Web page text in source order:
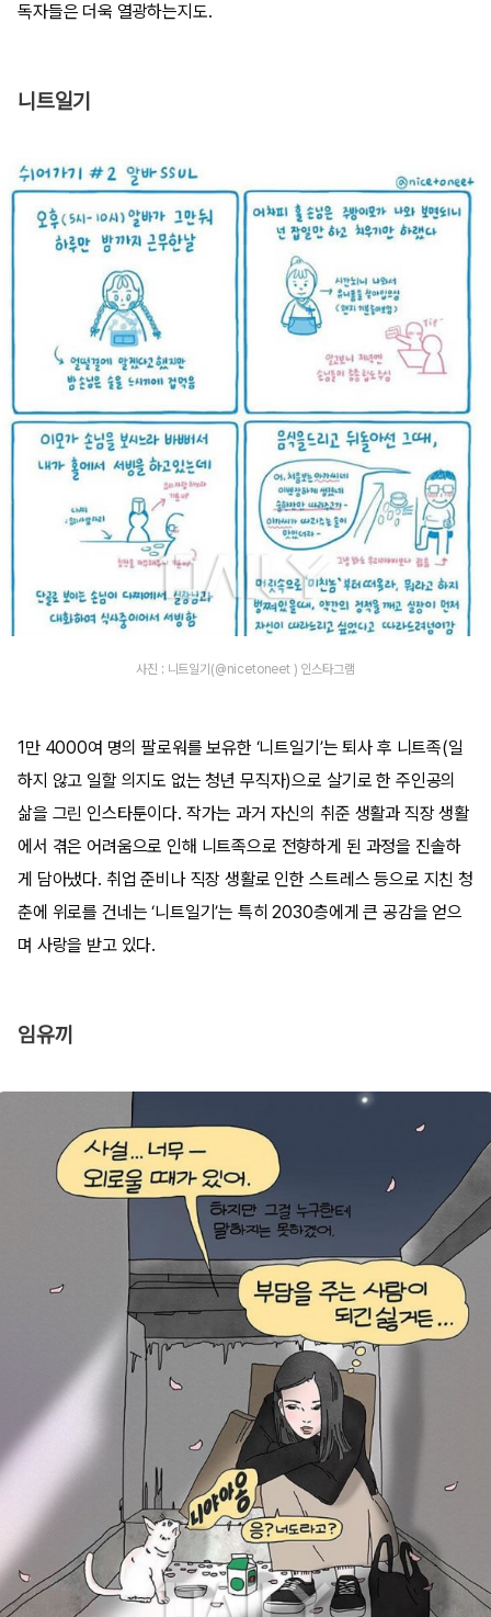
독자들은 더욱 열광하는지도.
니트일기
사진 : 니트일기(@nicetoneet ) 인스타그램
1만 4000여 명의 팔로워를 보유한 ‘니트일기’는 퇴사 후 니트족(일
하지 않고 일할 의지도 없는 청년 무직자)으로 살기로 한 주인공의
삶을 그린 인스타툰이다. 작가는 과거 자신의 취준 생활과 직장 생활
에서 겪은 어려움으로 인해 니트족으로 전향하게 된 과정을 진솔하
게 담아냈다. 취업 준비나 직장 생활로 인한 스트레스 등으로 지친 청
춘에 위로를 건네는 ‘니트일기’는 특히 2030층에게 큰 공감을 얻으
며 사랑을 받고 있다.
임유끼